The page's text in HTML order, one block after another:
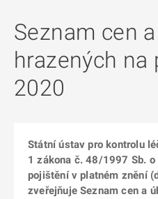
Seznam cen
hrazených na
2020
Státní ústav pro kontrolu
1 zákona č. 48/1997 Sb.
pojištění v platném znění
zveřejňuje Seznam cen a